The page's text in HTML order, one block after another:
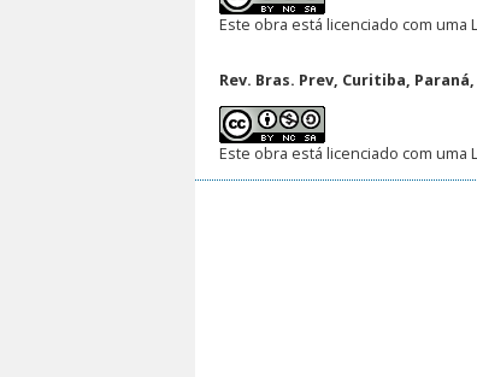
Este obra está licenciado com uma
Rev. Bras. Prev, Curitiba, Paraná,
Este obra está licenciado com uma